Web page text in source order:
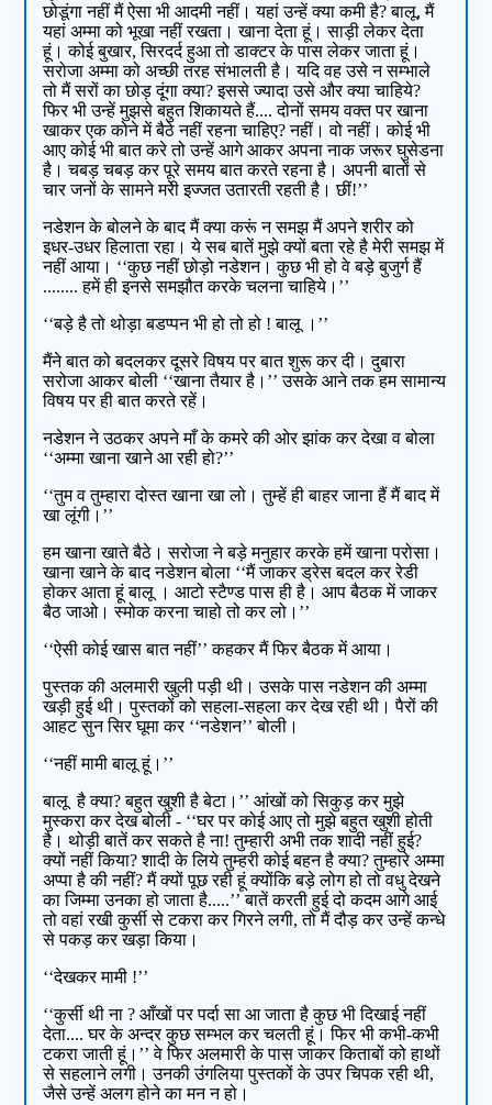
छोडूंगा नहीं मैं ऐसा भी आदमी नहीं। यहां उन्हें क्या कमी है? बालू, मैं
यहां अम्मा को भूखा नहीं रखता। खाना देता हूं। साड़ी लेकर देता
हूं। कोई बुखार, सिरदर्द हुआ तो डाक्टर के पास लेकर जाता हूं।
सरोजा अम्मा को अच्छी तरह संभालती है। यदि वह उसे न सम्भाले
तो मैं सरों का छोड़ दूंगा क्या? इससे ज्यादा उसे और क्या चाहिये?
फिर भी उन्हें मुझसे बहुत शिकायते हैं.... दोनों समय वक्त पर खाना
खाकर एक कोने में बैठे नहीं रहना चाहिए? नहीं। वो नहीं। कोई भी
आए कोई भी बात करे तो उन्हें आगे आकर अपना नाक जरूर घुसेडना
है। चबड़ चबड़ कर पूरे समय बात करते रहना है। अपनी बातों से
चार जनों के सामने मरेी इज्जत उतारती रहती है। छीं!’’
नडेशन के बोलने के बाद मैं क्या करूं न समझ मैं अपने शरीर को
इधर-उधर हिलाता रहा। ये सब बातें मुझे क्यों बता रहे है मेरी समझ में
नहीं आया। ‘‘कुछ नहीं छोड़ो नडेशन। कुछ भी हो वे बड़े बुजुर्ग हैं
........ हमें ही इनसे समझौत करके चलना चाहिये।’’
‘‘बड़े है तो थोड़ा बडप्पन भी हो तो हो ! बालू ।’’
मैंने बात को बदलकर दूसरे विषय पर बात शुरू कर दी। दुबारा
सरोजा आकर बोली ‘‘खाना तैयार है।’’ उसके आने तक हम सामान्य
विषय पर ही बात करते रहें।
नडेशन ने उठकर अपने माँ के कमरे की ओर झांक कर देखा व बोला
‘‘अम्मा खाना खाने आ रही हो?’’
‘‘तुम व तुम्हारा दोस्त खाना खा लो। तुम्हें ही बाहर जाना हैं मैं बाद में
खा लूंगी।’’
हम खाना खाते बैठे। सरोजा ने बड़े मनुहार करके हमें खाना परोसा।
खाना खाने के बाद नडेशन बोला ‘‘मैं जाकर ड्रेस बदल कर रेडी
होकर आता हूं बालू । आटो स्टैण्ड पास ही है। आप बैठक में जाकर
बैठ जाओ। स्मोक करना चाहो तो कर लो।’’
‘‘ऐसी कोई खास बात नहीं’’ कहकर मैं फिर बैठक में आया।
पुस्तक की अलमारी खुली पड़ी थी। उसके पास नडेशन की अम्मा
खड़ी हुई थी। पुस्तकों को सहला-सहला कर देख रही थी। पैरों की
आहट सुन सिर घूमा कर ‘‘नडेशन’’ बोली।
‘‘नहीं मामी बालू हूं।’’
बालू है क्या? बहुत खुशी है बेटा।’’ आंखों को सिकुड़ कर मुझे
मुस्करा कर देख बोली - ‘‘घर पर कोई आए तो मुझे बहुत खुशी होती
है। थोड़ी बातें कर सकते है ना! तुम्हारी अभी तक शादी नहीं हुई?
क्यों नहीं किया? शादी के लिये तुम्हरी कोई बहन है क्या? तुम्हारे अम्मा
अप्पा है की नहीं? मैं क्यों पूछ रही हूं क्योंकि बड़े लोग हो तो वधु देखने
का जिम्मा उनका हो जाता है.....’’ बातें करती हुई दो कदम आगे आई
तो वहां रखी कुर्सी से टकरा कर गिरने लगी, तो मैं दौड़ कर उन्हें कन्धे
से पकड़ कर खड़ा किया।
‘‘देखकर मामी !’’
‘‘कुर्सी थी ना ? आँखों पर पर्दा सा आ जाता है कुछ भी दिखाई नहीं
देता.... घर के अन्दर कुछ सम्भल कर चलती हूं। फिर भी कभी-कभी
टकरा जाती हूं।’’ वे फिर अलमारी के पास जाकर किताबों को हाथों
से सहलाने लगी। उनकी उंगलिया पुस्तकों के उपर चिपक रही थी,
जैसे उन्हें अलग होने का मन न हो।